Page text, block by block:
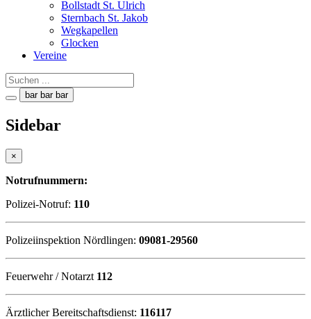
Bollstadt St. Ulrich
Sternbach St. Jakob
Wegkapellen
Glocken
Vereine
bar bar bar
Sidebar
×
Notrufnummern:
Polizei-Notruf: 110
Polizeiinspektion Nördlingen: 09081-29560
Feuerwehr / Notarzt 112
Ärztlicher Bereitschaftsdienst: 116117